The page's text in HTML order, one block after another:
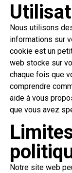
Nous utilisons
informations sur
cookie est un
web stocke sur
chaque fois que
comprendre
aide à vous
que vous avez
Notre site web